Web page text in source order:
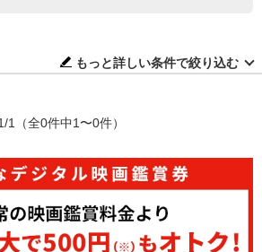
もっと詳しい条件で絞り込む
1 （全0件中1〜0件）